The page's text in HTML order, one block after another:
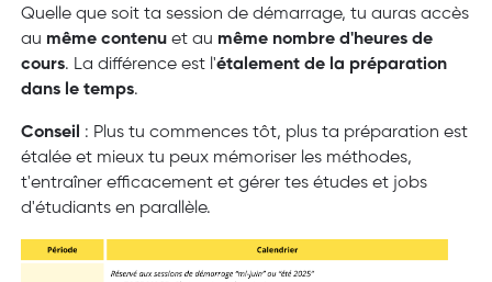
Quelle que soit ta session de démarrage, tu auras accès
au même contenu et au même nombre d'heures de
cours. La différence est l'étalement de la préparation
dans le temps.
Conseil
: Plus tu commences tôt, plus ta préparation est
étalée et mieux tu peux mémoriser les méthodes,
t'entraîner efficacement et gérer tes études et jobs
d'étudiants en parallèle.